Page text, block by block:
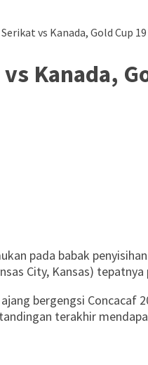
vs Kanada, Gold Cup
Kanada,
pada babak
City, Kansas)
bergengsi
terakhir